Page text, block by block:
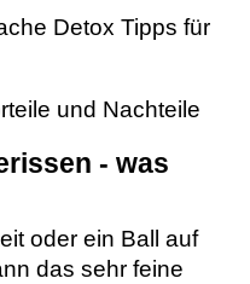
Detox Tipps für
und Nachteile
- was
oder ein Ball auf
das sehr feine